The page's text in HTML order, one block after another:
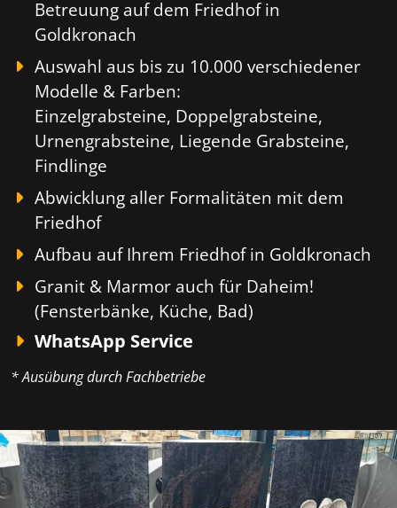
Betreuung auf dem Friedhof in
Goldkronach
Auswahl aus bis zu 10.000 verschiedener
Modelle & Farben:
Einzelgrabsteine, Doppelgrabsteine,
Urnengrabsteine, Liegende Grabsteine,
Findlinge
Abwicklung aller Formalitäten mit dem
Friedhof
Aufbau auf Ihrem Friedhof in Goldkronach
Granit & Marmor auch für Daheim!
(Fensterbänke, Küche, Bad)
WhatsApp Service
* Ausübung durch Fachbetriebe